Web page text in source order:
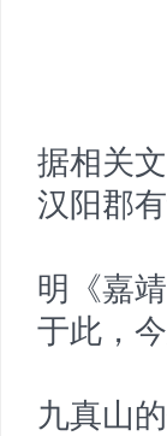
据相关
汉阳郡
明《嘉
于此，
九真山